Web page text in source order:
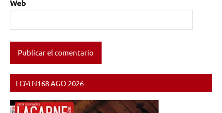
Web
LCM N168 AGO 2026